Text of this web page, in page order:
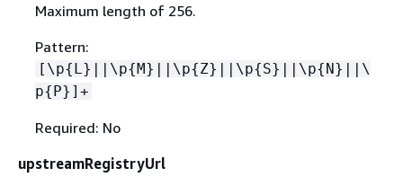
Maximum length of 256.
Pattern:
[\p{L}||\p{M}||\p{Z}||\p{S}||\p{N}||\
p{P}]+
Required: No
upstreamRegistryUrl